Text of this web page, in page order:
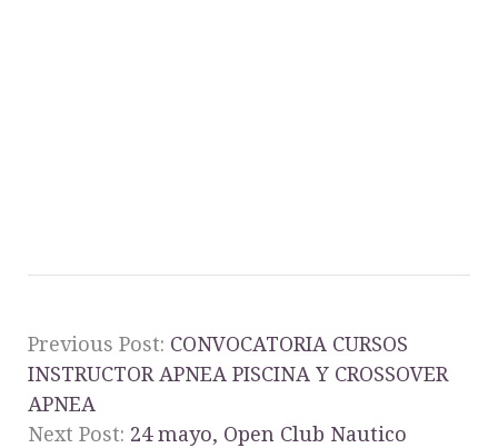
Previous Post: CONVOCATORIA CURSOS
INSTRUCTOR APNEA PISCINA Y CROSSOVER
APNEA
Next Post: 24 mayo, Open Club Nautico